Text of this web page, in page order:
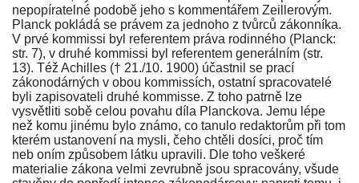
nepopíratelné podobě jeho s kommentářem Zeillerovým.
Planck pokládá se právem za jednoho z tvůrců zákonníka.
V prvé kommissi byl referentem práva rodinného (Planck:
str. 7), v druhé kommissi byl referentem generálním (str.
13). Též Achilles († 21./10. 1900) účastnil se prací
zákonodárných v obou kommissích, ostatní spracovatelé
byli zapisovateli druhé kommisse. Z toho patrně lze
vysvětliti sobě celou povahu díla Planckova. Jemu lépe
než komu jinému bylo známo, co tanulo redaktorům při tom
kterém ustanovení na mysli, čeho chtěli dosíci, proč tím
neb oním způsobem látku upravili. Dle toho veškeré
materialie zákona velmi zevrubně jsou spracovány, všude